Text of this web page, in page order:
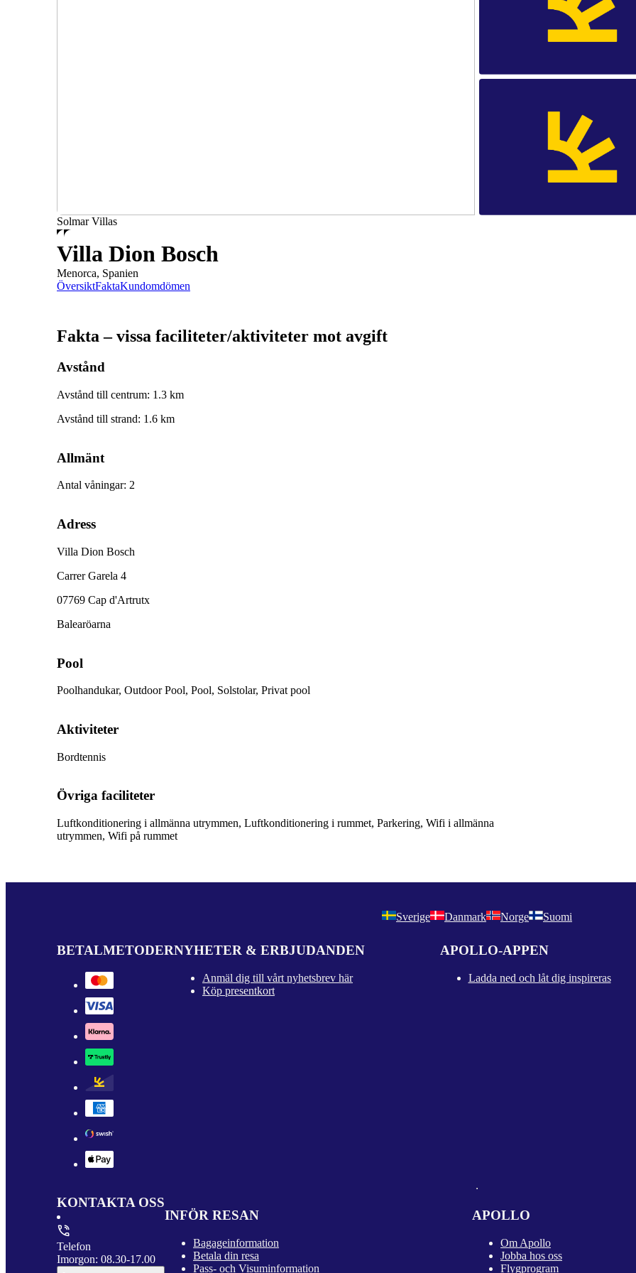
Solmar Villas
Villa Dion Bosch
Menorca, Spanien
ÖversiktFaktaKundomdömen
Fakta – vissa faciliteter/aktiviteter mot avgift
Avstånd
Avstånd till centrum: 1.3 km
Avstånd till strand: 1.6 km
Allmänt
Antal våningar: 2
Adress
Villa Dion Bosch
Carrer Garela 4
07769 Cap d'Artrutx
Balearöarna
Pool
Poolhandukar, Outdoor Pool, Pool, Solstolar, Privat pool
Aktiviteter
Bordtennis
Övriga faciliteter
Luftkonditionering i allmänna utrymmen, Luftkonditionering i rummet, Parkering, Wifi i allmänna
utrymmen, Wifi på rummet
Sverige Danmark Norge Suomi
BETALMETODERNYHETER & ERBJUDANDEN
Anmäl dig till vårt nyhetsbrev här
Köp presentkort
APOLLO-APPEN
Ladda ned och låt dig inspireras
KONTAKTA OSS
Telefon
Imorgon: 08.30-17.00
INFÖR RESAN
Bagageinformation
Betala din resa
Pass- och Visuminformation
APOLLO
Om Apollo
Jobba hos oss
Flygprogram